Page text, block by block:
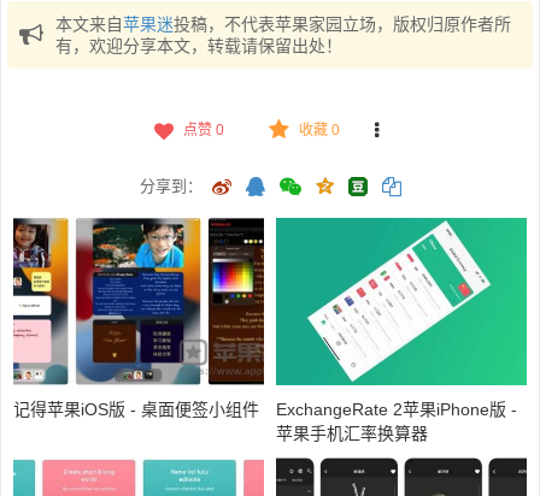
本文来自苹果迷投稿，不代表苹果家园立场，版权归原作者所
有，欢迎分享本文，转载请保留出处！
点赞 0 收藏 0
分享到：
记得苹果iOS版 - 桌面便签小组件
ExchangeRate 2苹果iPhone版 -
苹果手机汇率换算器